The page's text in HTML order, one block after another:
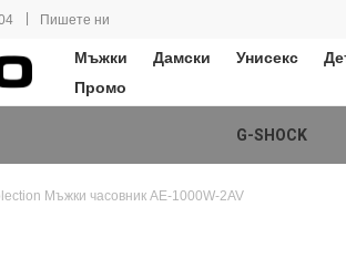
| Пишете ни
Мъжки Дамски Унисекс
Промо
G-SHOCK
Мъжки часовник AE-1000W-2AV